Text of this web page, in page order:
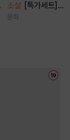
소설
[특가세트]
쿼터백의 터치다운
문희